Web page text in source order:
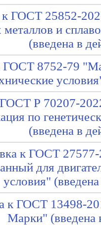
ГОСТ 25852-
и
(введена в
ГОСТ 8752-79
Р 70207-
по
(введена в
к ГОСТ
для
условия"
к ГОСТ 13498-
Марки" (введена